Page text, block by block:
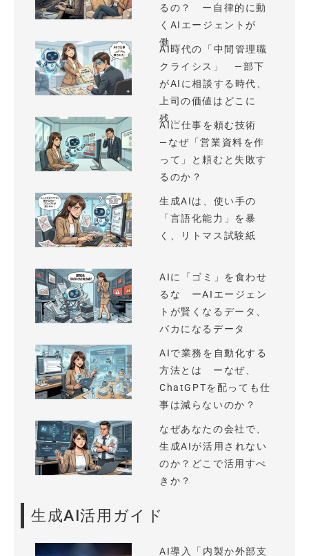
るの？ ー自律的に動
くAIエージェントが
働...
AI時代の「中間管理職
クライシス」 —部下
がAIに相談する時代、
上司の価値はどこに
残...
AIに仕事を頼む技術
—なぜ「営業資料を作
って」と頼むと失敗す
るのか？
生成AIは、使い手の
「言語化能力」を暴
く、リトマス試験紙
AIに「ゴミ」を食わせ
るな ーAIエージェン
トが賢くなるデータ、
バカになるデータ
AIで業務を自動化する
方法とは ーなぜ、
ChatGPTを配っても仕
事は減らないのか？
なぜあなたの会社で、
生成AIが活用されない
のか？どこで活用すべ
きか？
生成AI活用ガイド
AI導入「内製か外部支